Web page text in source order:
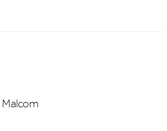
Malcom